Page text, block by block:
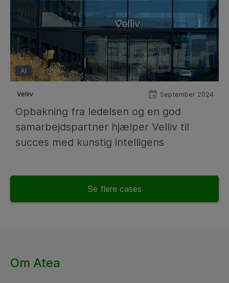
AI
Velliv September 2024
Opbakning fra ledelsen og en god
samarbejdspartner hjælper Velliv til
succes med kunstig intelligens
Se flere cases
Om Atea